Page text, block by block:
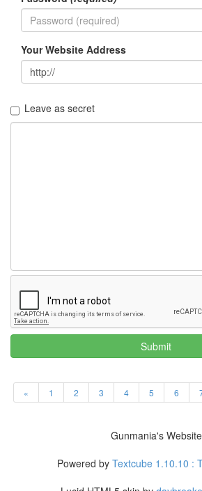
Your Website Address
Leave as secret
Submit
« 1 2 3 4 5 6
Gunmania's Website
Powered by Textcube 1.10.10 :